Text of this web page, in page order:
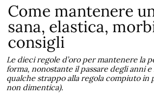
Come mantenere
sana, elastica,
consigli
Le dieci regole d’oro per mantenere la
forma, nonostante il passare degli anni
qualche strappo alla regola compiuto in
non dimentica).